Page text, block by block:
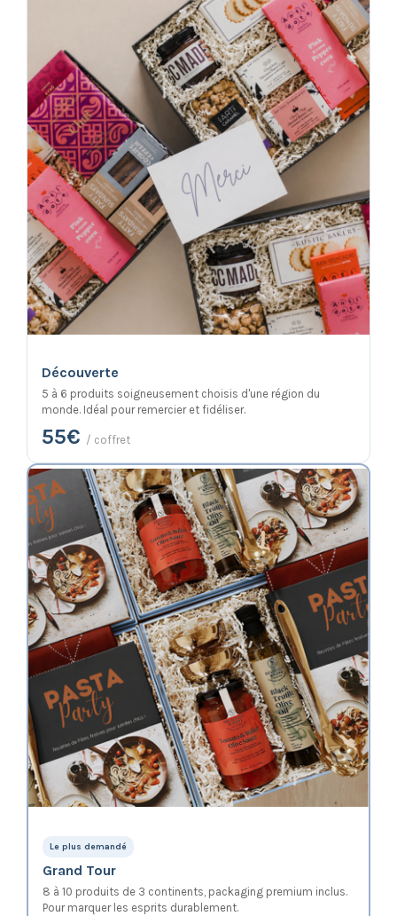
Découverte
5 à 6 produits soigneusement choisis d'une région du
monde. Idéal pour remercier et fidéliser.
55€ / coffret
Le plus demandé
Grand Tour
8 à 10 produits de 3 continents, packaging premium inclus.
Pour marquer les esprits durablement.